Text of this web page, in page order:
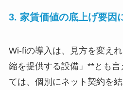
3. 家賃価値の底上げ要因
Wi-fiの導入は、見方を変え
縮を提供する設備」**とも
ては、個別にネット契約を